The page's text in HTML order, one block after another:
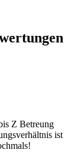
Z Betreung
ist